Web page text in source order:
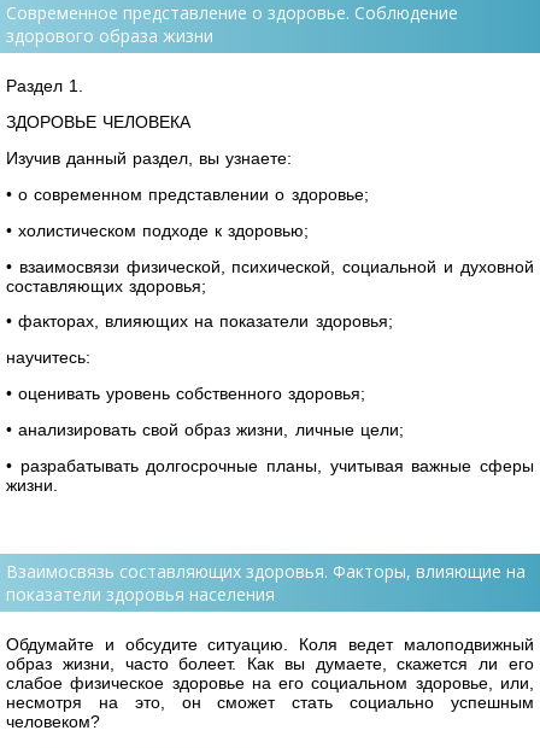
Современное представление о здоровье. Соблюдение
здорового образа жизни
Раздел 1.
ЗДОРОВЬЕ ЧЕЛОВЕКА
Изучив данный раздел, вы узнаете:
• о современном представлении о здоровье;
• холистическом подходе к здоровью;
• взаимосвязи физической, психической, социальной и духовной
составляющих здоровья;
• факторах, влияющих на показатели здоровья;
научитесь:
• оценивать уровень собственного здоровья;
• анализировать свой образ жизни, личные цели;
• разрабатывать долгосрочные планы, учитывая важные сферы
жизни.
Взаимосвязь составляющих здоровья. Факторы, влияющие на
показатели здоровья населения
Обдумайте и обсудите ситуацию. Коля ведет малоподвижный
образ жизни, часто болеет. Как вы думаете, скажется ли его
слабое физическое здоровье на его социальном здоровье, или,
несмотря на это, он сможет стать социально успешным
человеком?